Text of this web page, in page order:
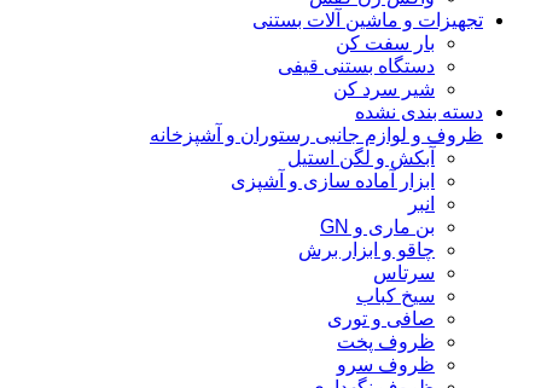
تجهیزات و ماشین آلات بستنی
بار سفت کن
دستگاه بستنی قیفی
شیر سرد کن
دسته بندی نشده
ظروف و لوازم جانبی رستوران و آشپزخانه
آبکش و لگن استیل
ابزار آماده سازی و آشپزی
انبر
بن ماری و GN
چاقو و ابزار برش
سرتاس
سیخ کباب
صافی و توری
ظروف پخت
ظروف سرو